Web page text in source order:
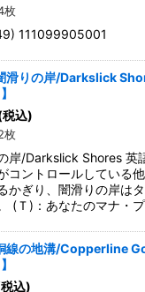
枚
111099905001
滑りの岸/Darkslick
税込)
枚
岸/Darkslick Shores 英
コントロールしている
かぎり、闇滑りの岸は
(Ｔ)：あなたのマナ・
線の地溝/Copperline
込)